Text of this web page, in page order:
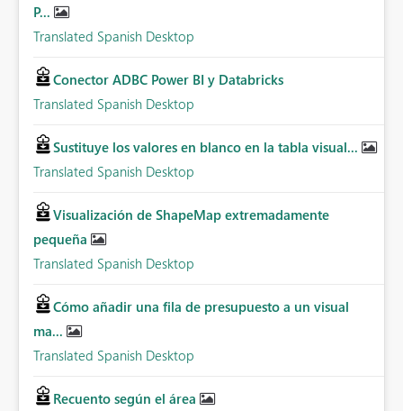
P...
Translated Spanish Desktop
Conector ADBC Power BI y Databricks
Translated Spanish Desktop
Sustituye los valores en blanco en la tabla visual...
Translated Spanish Desktop
Visualización de ShapeMap extremadamente
pequeña
Translated Spanish Desktop
Cómo añadir una fila de presupuesto a un visual
ma...
Translated Spanish Desktop
Recuento según el área